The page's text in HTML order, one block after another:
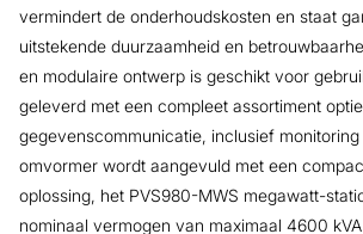
vermindert de onderhoudskosten en staat
uitstekende duurzaamheid en
en modulaire ontwerp is geschikt voor
geleverd met een compleet assortiment
gegevenscommunicatie, inclusief
omvormer wordt aangevuld met een
oplossing, het PVS980-MWS megawatt-
nominaal vermogen van maximaal 4600